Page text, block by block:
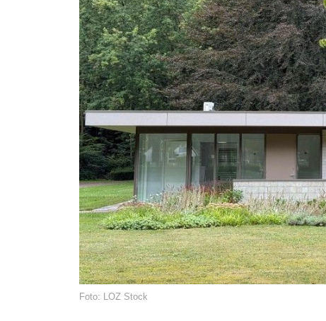
Foto: LOZ Stock